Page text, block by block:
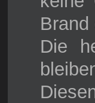
Brand
Die